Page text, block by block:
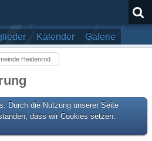
Kalender Galerie
Heidenrod
Durch die Nutzung unserer Seite
dass wir Cookies setzen.